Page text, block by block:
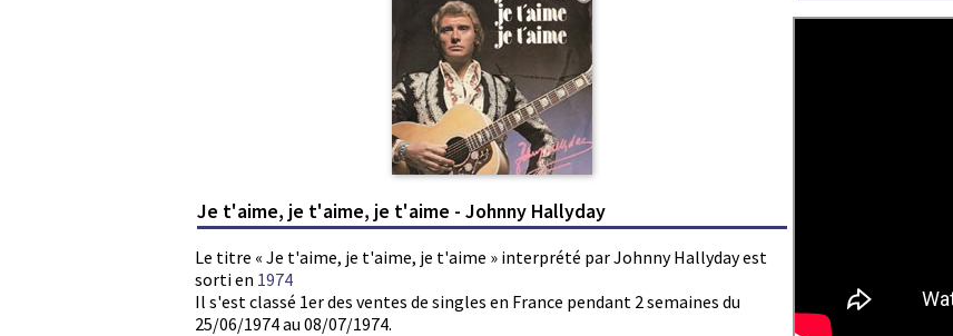
Je t'aime, je t'aime, je t'aime - Johnny Hallyday
Le titre « Je t'aime, je t'aime, je t'aime » interprété par Johnny Hallyday est
sorti en 1974
Il s'est classé 1er des ventes de singles en France pendant 2 semaines du
25/06/1974 au 08/07/1974.